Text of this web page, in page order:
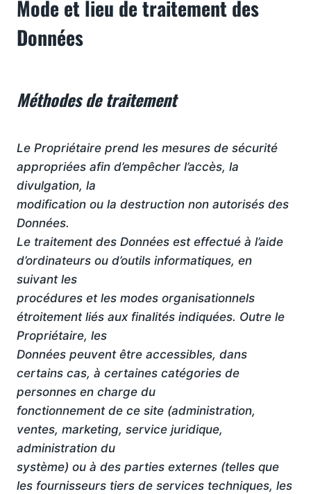
Mode et lieu de traitement des
Données
Méthodes de traitement
Le Propriétaire prend les mesures de sécurité
appropriées afin d’empêcher l’accès, la
divulgation, la
modification ou la destruction non autorisés des
Données.
Le traitement des Données est effectué à l’aide
d’ordinateurs ou d’outils informatiques, en
suivant les
procédures et les modes organisationnels
étroitement liés aux finalités indiquées. Outre le
Propriétaire, les
Données peuvent être accessibles, dans
certains cas, à certaines catégories de
personnes en charge du
fonctionnement de ce site (administration,
ventes, marketing, service juridique,
administration du
système) ou à des parties externes (telles que
les fournisseurs tiers de services techniques, les